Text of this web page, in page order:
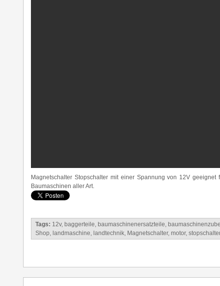
Magnetschalter Stopschalter mit einer Spannung von 12V geeignet
Baumaschinen aller Art.
Tags: 12v, baggerteile, baumaschinenersatzteile,
Shop, landmaschine, landtechnik, Magnetschalter, motor, stopschalter